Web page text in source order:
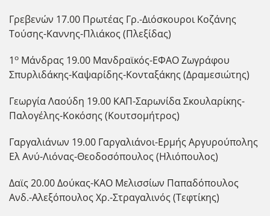
Γρεβενών 17.00 Πρωτέας Γρ.-Διόσκουροι Κοζάνης
Τούσης-Καννης-Πλιάκος (Πλεξίδας)
1ο Μάνδρας 19.00 Μανδραϊκός-ΕΦΑΟ Ζωγράφου
Σπυρλιδάκης-Καψαρίδης-Κονταξάκης (Δραμεσιώτης)
Γεωργία Λαούδη 19.00 ΚΑΠ-Σαρωνίδα Σκουλαρίκης-
Παλογέλης-Κοκόσης (Κουτσομήτρος)
Γαργαλιάνων 19.00 Γαργαλιάνοι-Ερμής Αργυρούπολης
Ελ Ανύ-Λιόνας-Θεοδοσόπουλος (Ηλιόπουλος)
Δαϊς 20.00 Δούκας-ΚΑΟ Μελισσίων Παπαδόπουλος
Ανδ.-Αλεξόπουλος Χρ.-Στραγαλινός (Τεφτίκης)